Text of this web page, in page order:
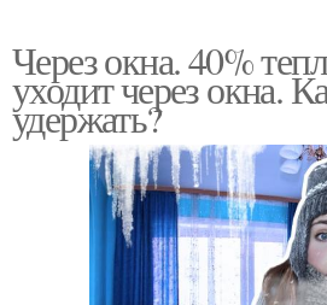
Через окна. 40%
уходит через окна.
удержать?